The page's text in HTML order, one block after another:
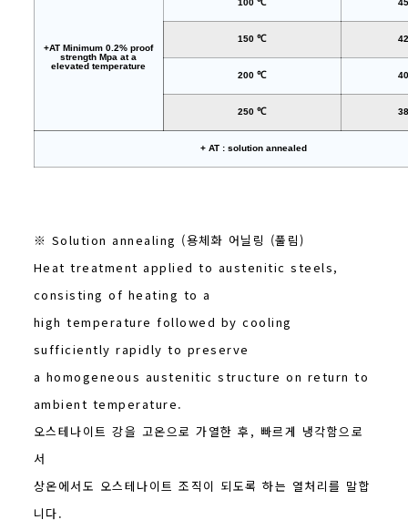
+AT Minimum 0.2% proof
strength Mpa at a
elevated temperature
100 ℃
150 ℃
200 ℃
250 ℃
+ AT : solution annealed
※ Solution annealing (용체화 어닐링 (풀림)
Heat treatment applied to austenitic steels,
consisting of heating to a
high temperature followed by cooling
sufficiently rapidly to preserve
a homogeneous austenitic structure on return to
ambient temperature.
오스테나이트 강을 고온으로 가열한 후, 빠르게 냉각함으로
서
상온에서도 오스테나이트 조직이 되도록 하는 열처리를 말합
니다.